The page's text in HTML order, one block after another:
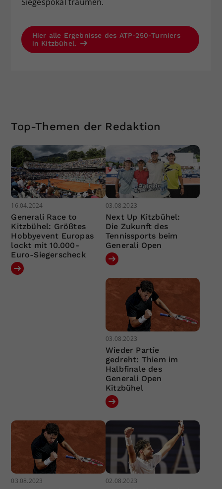
Hier alle Ergebnisse des ATP-250-Turniers
in Kitzbühel.
Top-Themen der Redaktion
16.04.2024
Generali Race to
Kitzbühel: Größtes
Hobbyevent Europas
lockt mit 10.000-
Euro-Siegerscheck
03.08.2023
Next Up Kitzbühel:
Die Zukunft des
Tennissports beim
Generali Open
03.08.2023
Wieder Partie
gedreht: Thiem im
Halbfinale des
Generali Open
Kitzbühel
03.08.2023 02.08.2023